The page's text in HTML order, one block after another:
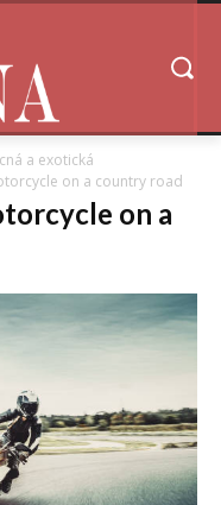
a exotická
on a country road
on a